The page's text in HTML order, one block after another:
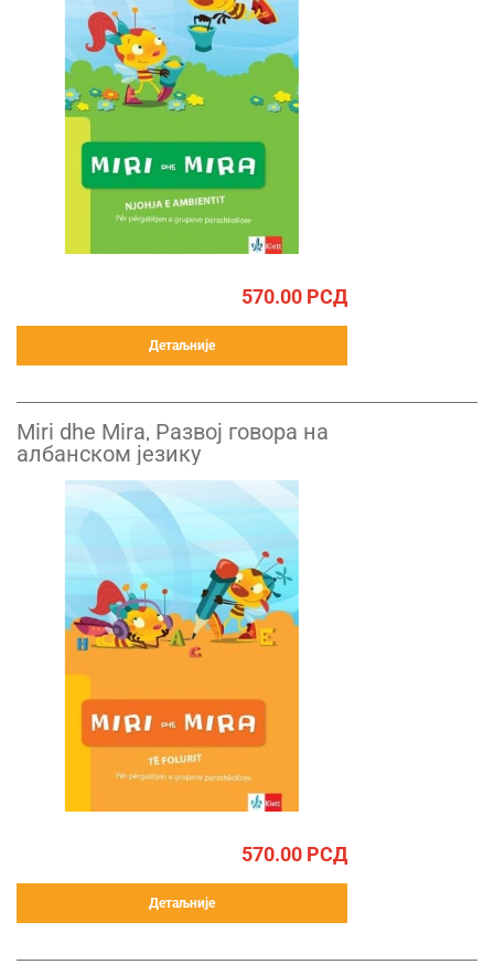
570.00 РСД
Детаљније
Miri dhe Mira, Развој говора на
албанском језику
570.00 РСД
Детаљније